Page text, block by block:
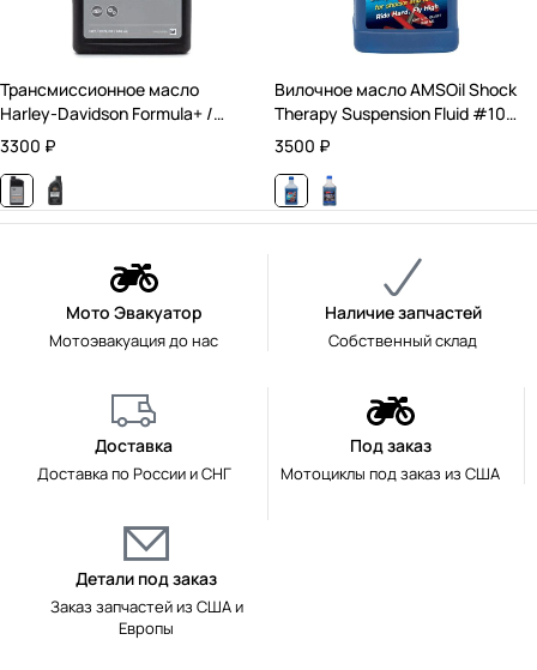
Трансмиссионное масло
Harley-Davidson Formula+ /
Минеральное / 0,946 л.
3300 ₽
Вилочное масло AMSOil Shock
Therapy Suspension Fluid #10
Medium / Синтетическое /
0,946 л.
3500 ₽
Мото Эвакуатор
Мотоэвакуация до нас
Наличие запчастей
Собственный склад
Доставка
Доставка по России и СНГ
Под заказ
Мотоциклы под заказ из США
Детали под заказ
Заказ запчастей из США и
Европы